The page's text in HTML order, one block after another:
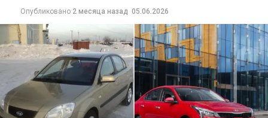
Опубликовано 2 месяца назад 05.06.2026